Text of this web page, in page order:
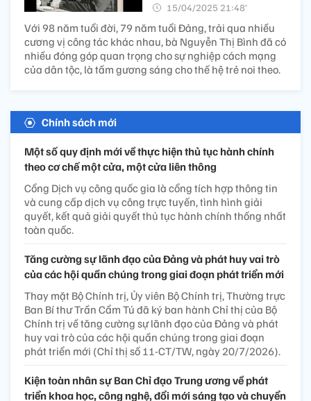
15/04/2025 21:48’
Với 98 năm tuổi đời, 79 năm tuổi Đảng, trải qua nhiều
cương vị công tác khác nhau, bà Nguyễn Thị Bình đã có
nhiều đóng góp quan trọng cho sự nghiệp cách mạng
của dân tộc, là tấm gương sáng cho thế hệ trẻ noi theo.
Chính sách mới
Một số quy định mới về thực hiện thủ tục hành chính
theo cơ chế một cửa, một cửa liên thông
Cổng Dịch vụ công quốc gia là cổng tích hợp thông tin
và cung cấp dịch vụ công trực tuyến, tình hình giải
quyết, kết quả giải quyết thủ tục hành chính thống nhất
toàn quốc.
Tăng cường sự lãnh đạo của Đảng và phát huy vai trò
của các hội quần chúng trong giai đoạn phát triển mới
Thay mặt Bộ Chính trị, Ủy viên Bộ Chính trị, Thường trực
Ban Bí thư Trần Cẩm Tú đã ký ban hành Chỉ thị của Bộ
Chính trị về tăng cường sự lãnh đạo của Đảng và phát
huy vai trò của các hội quần chúng trong giai đoạn
phát triển mới (Chỉ thị số 11-CT/TW, ngày 20/7/2026).
Kiện toàn nhân sự Ban Chỉ đạo Trung ương về phát
triển khoa học, công nghệ, đổi mới sáng tạo và chuyển